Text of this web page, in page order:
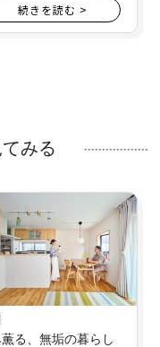
続きを読む >
みる
る、無垢の暮らし